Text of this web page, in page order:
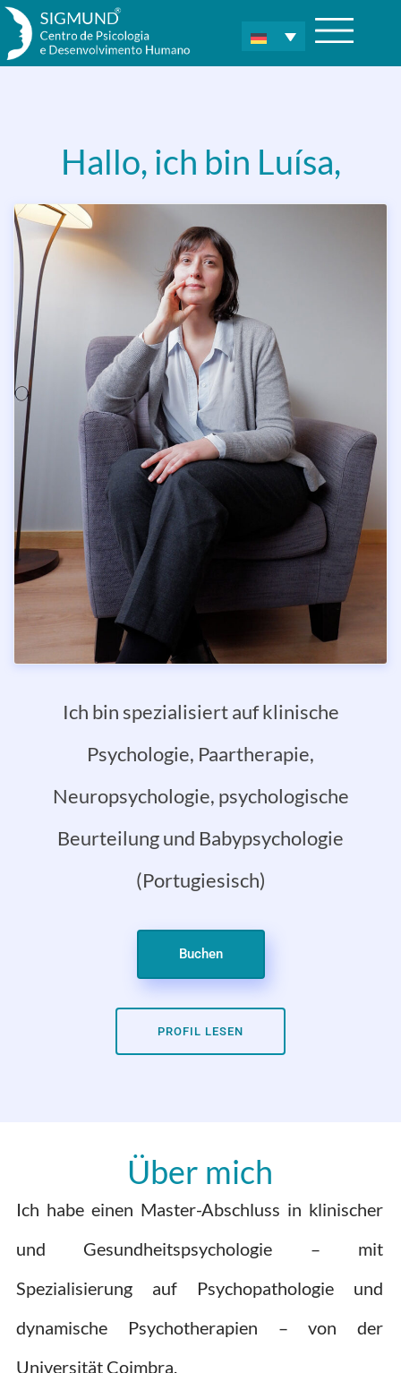
Hallo, ich bin Luísa,
Ich bin spezialisiert auf klinische
Psychologie, Paartherapie,
Neuropsychologie, psychologische
Beurteilung und Babypsychologie
(Portugiesisch)
Buchen
PROFIL LESEN
Über mich
Ich habe einen Master-Abschluss in klinischer
und Gesundheitspsychologie – mit
Spezialisierung auf Psychopathologie und
dynamische Psychotherapien – von der
Universität Coimbra.